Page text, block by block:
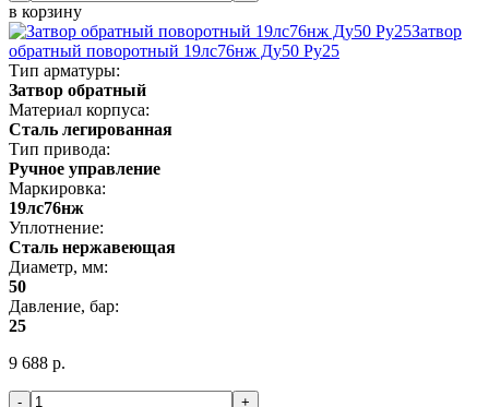
в корзину
Затвор
обратный поворотный 19лс76нж Ду50 Ру25
Тип арматуры:
Затвор обратный
Материал корпуса:
Сталь легированная
Тип привода:
Ручное управление
Маркировка:
19лс76нж
Уплотнение:
Сталь нержавеющая
Диаметр, мм:
50
Давление, бар:
25
9 688 р.
- +